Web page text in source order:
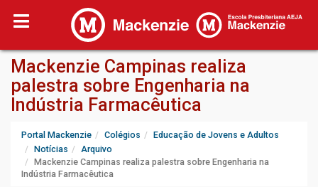
Mackenzie Campinas realiza
palestra sobre Engenharia na
Indústria Farmacêutica
Portal Mackenzie Colégios
Educação de Jovens e Adultos
Notícias
Arquivo
Mackenzie Campinas realiza palestra sobre Engenharia na
Indústria Farmacêutica